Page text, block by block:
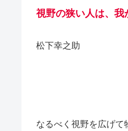
視野の狭い人は、我
松下幸之助
なるべく視野を広げて